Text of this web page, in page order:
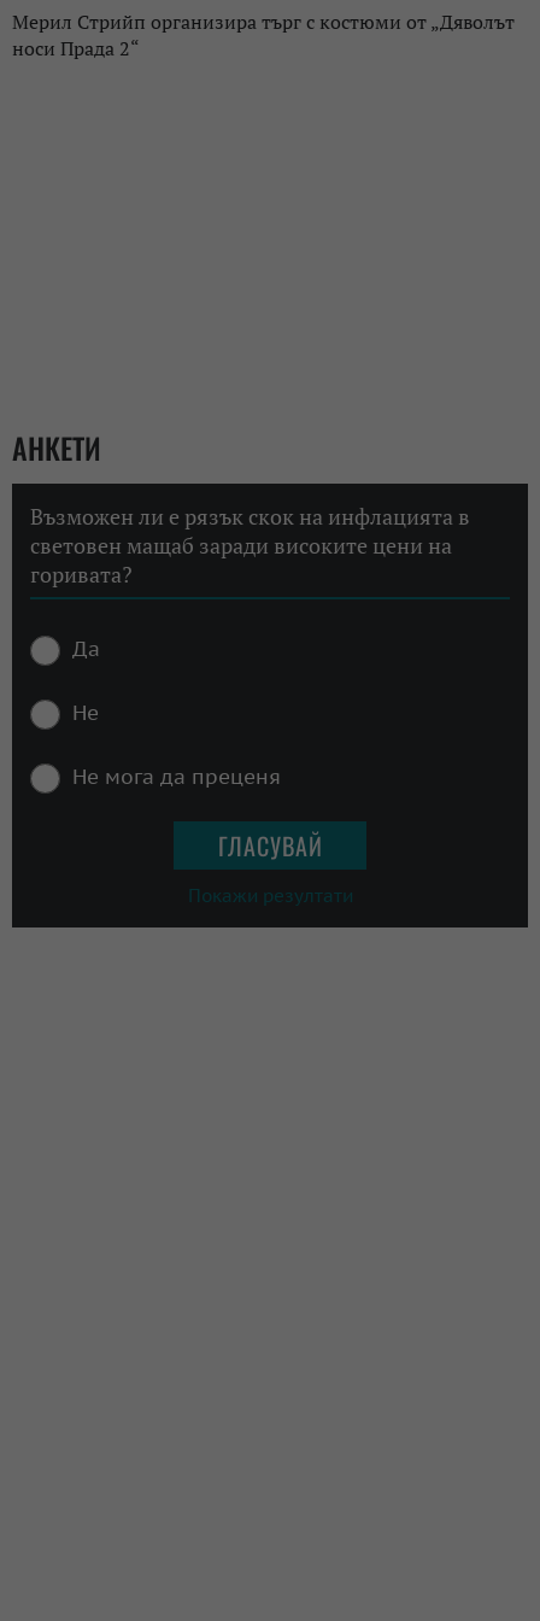
Мерил Стрийп организира търг с костюми от „Дяволът
носи Прада 2“
АНКЕТИ
Възможен ли е рязък скок на инфлацията в
световен мащаб заради високите цени на
горивата?
Да
Не
Не мога да преценя
Покажи резултати